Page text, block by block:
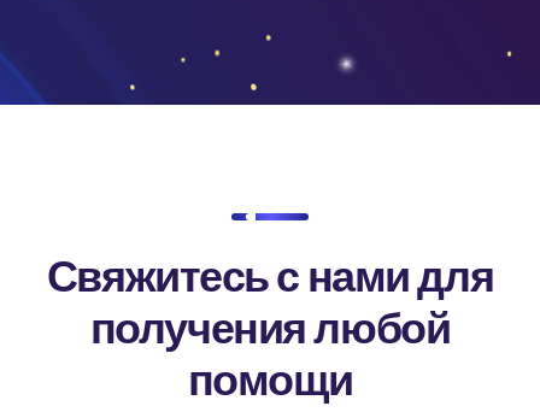
Свяжитесь с нами для
получения любой
помощи